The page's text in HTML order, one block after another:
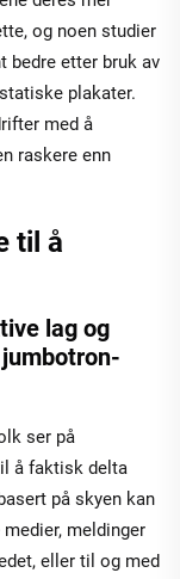
og noen studier
bedre etter bruk av
plakater.
med å
raskere enn
til å
lag og
ser på
å faktisk delta
på skyen kan
meldinger
eller til og med